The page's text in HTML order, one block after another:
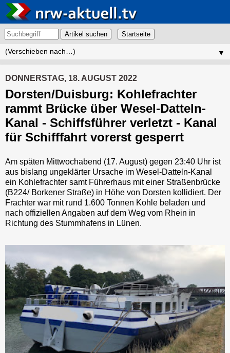
Artikel suchen
▼
DONNERSTAG, 18. AUGUST 2022
Dorsten/Duisburg: Kohlefrachter
rammt Brücke über Wesel-Datteln-
Kanal - Schiffsführer verletzt - Kanal
für Schifffahrt vorerst gesperrt
Am späten Mittwochabend (17. August) gegen 23:40 Uhr ist
aus bislang ungeklärter Ursache im Wesel-Datteln-Kanal
ein Kohlefrachter samt Führerhaus mit einer Straßenbrücke
(B224/ Borkener Straße) in Höhe von Dorsten kollidiert. Der
Frachter war mit rund 1.600 Tonnen Kohle beladen und
nach offiziellen Angaben auf dem Weg vom Rhein in
Richtung des Stummhafens in Lünen.